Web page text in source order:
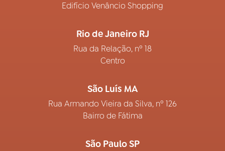
Edifício Venâncio Shopping
Rio de Janeiro RJ
Rua da Relação, nº 18
Centro
São Luís MA
Rua Armando Vieira da Silva, nº 126
Bairro de Fátima
São Paulo SP